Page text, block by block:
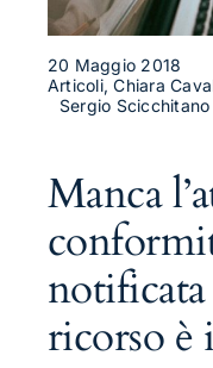
20 Maggio 2018
Articoli, Chiara
Sergio Scicchitano
Manca
ricorso è